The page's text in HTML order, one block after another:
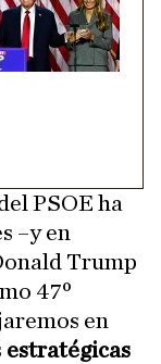
PSOE ha
–y en
Trump
47º
en
estratégicas